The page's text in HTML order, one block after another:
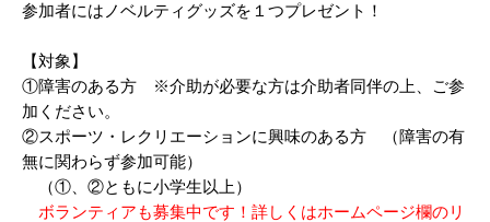
参加者にはノベルティグッズを１つプレゼント！
【対象】
①障害のある方 ※介助が必要な方は介助者同伴の上、ご参
加ください。
②スポーツ・レクリエーションに興味のある方 （障害の有
無に関わらず参加可能）
（①、②ともに小学生以上）
ボランティアも募集中です！詳しくはホームページ欄のリ